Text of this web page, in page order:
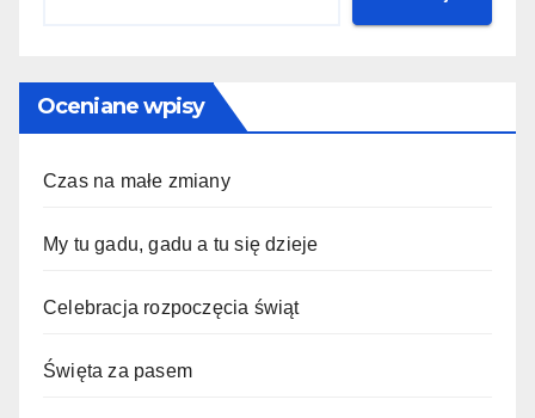
Oceniane wpisy
Czas na małe zmiany
My tu gadu, gadu a tu się dzieje
Celebracja rozpoczęcia świąt
Święta za pasem